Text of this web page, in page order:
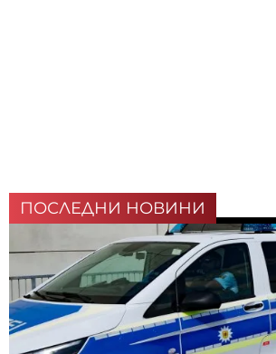
ПОСЛЕДНИ НОВИНИ